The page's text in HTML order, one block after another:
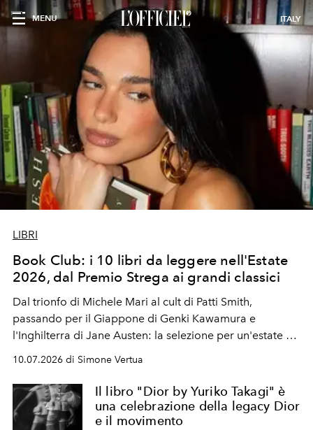
MENU ITALY
LIBRI
Book Club: i 10 libri da leggere nell'Estate
2026, dal Premio Strega ai grandi classici
Dal trionfo di Michele Mari al cult di Patti Smith,
passando per il Giappone di Genki Kawamura e
l'Inghilterra di Jane Austen: la selezione per un'estate di
letture che alterna romanzi appena arrivati in libreria e
10.07.2026 di Simone Vertua
Il libro "Dior by Yuriko Takagi" è
una celebrazione della legacy Dior
e il movimento